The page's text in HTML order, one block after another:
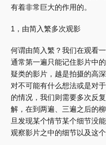
有着非常巨大的作用的。
1，由简入繁多次观影
何谓由简入繁？我们在观看
通常第一遍只能记住影片中
疑类的影片，越是拍摄的高
对不可能有什么想法或是对
的情况，我们则需要多次反
解，在到两遍、三遍之后的
旦发现某个情节某个细节没
观察影片之中的细节以及这